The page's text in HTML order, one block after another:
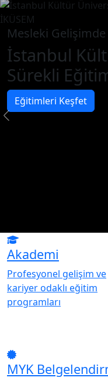
Mesleki
İstanbul
Sürekli
Eğitimleri Keşfet
Akademi
Profesyonel gelişim ve
kariyer odaklı eğitim
programları
MYK